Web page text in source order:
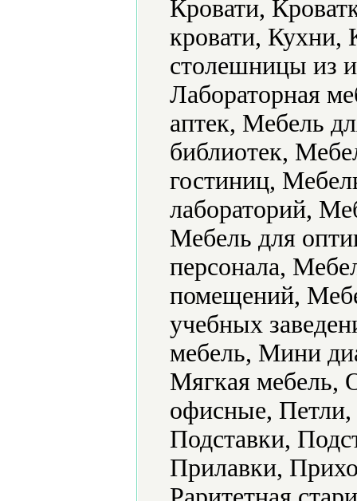
Кровати,
кровати, Кухни,
столешницы из
Лабораторная
аптек, Мебель
библиотек,
гостиниц,
лабораторий,
Мебель для
персонала,
помещений,
учебных
мебель, Мини
Мягкая мебель,
офисные,
Подставки,
Прилавки,